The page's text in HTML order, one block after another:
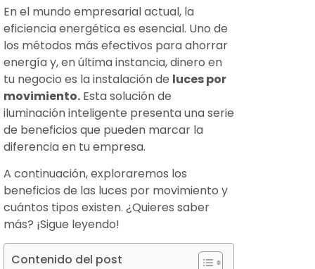
En el mundo empresarial actual, la
eficiencia energética es esencial. Uno de
los métodos más efectivos para ahorrar
energía y, en última instancia, dinero en
tu negocio es la instalación de luces por
movimiento. Esta solución de
iluminación inteligente presenta una serie
de beneficios que pueden marcar la
diferencia en tu empresa.
A continuación, exploraremos los
beneficios de las luces por movimiento y
cuántos tipos existen. ¿Quieres saber
más? ¡Sigue leyendo!
Contenido del post